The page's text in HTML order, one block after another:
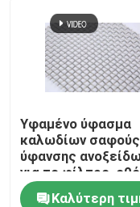
Υφαμένο ύφασμα
καλωδίων σαφούς
ύφανσης
για το φίλτρο,
παραθύρων
Καλύτερη